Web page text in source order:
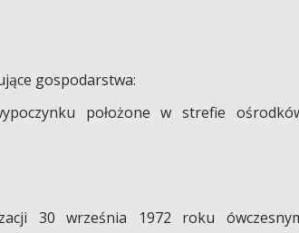
gospodarstwa:
położone w strefie
30 września 1972 roku